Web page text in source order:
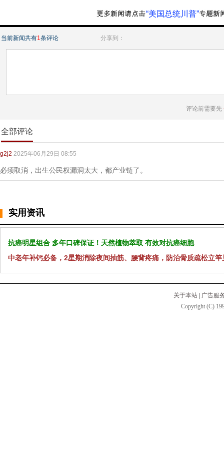
“美国总统川普”
当前新闻共有1条评论 分享到：
评论前需要先
全部评论
g2j2 2025年06月29日 08:55
必须取消，出生公民权漏洞太大，都产业链了。
实用资讯
抗癌明星组合 多年口碑保证！天然植物萃取 有效对抗癌细胞
中老年补钙必备，2星期消除夜间抽筋、腰背疼痛，防治骨质疏松立竿
关于本站
广告服
Copyright (C)